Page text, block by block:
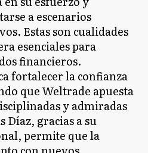
a escenarios
Estas son cualidades
esenciales para
financieros.
fortalecer la confianza
que Weltrade apuesta
y admiradas
gracias a su
permite que la